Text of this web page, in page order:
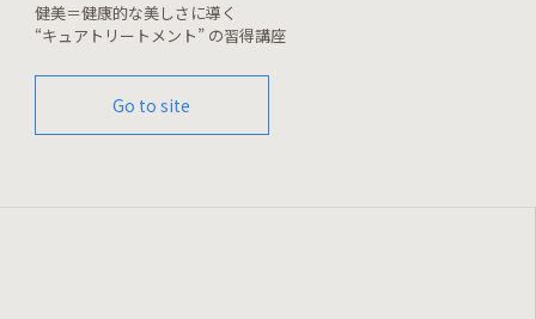
健美＝健康的な美しさに導く
“キュアトリートメント” の習得講座
Go to site